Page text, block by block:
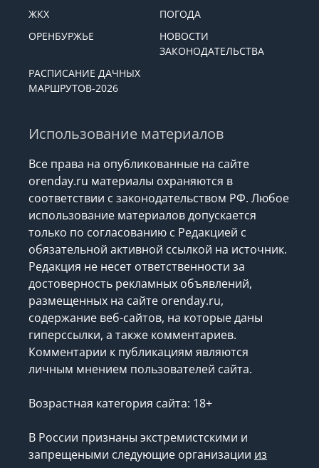
ЖКХ
ПОГОДА
ОРЕНБУРЖЬЕ
НОВОСТИ
ЗАКОНОДАТЕЛЬСТВА
РАСПИСАНИЕ ДАЧНЫХ
МАРШРУТОВ-2026
Использование материалов
Все права на опубликованные на сайте
orenday.ru материалы охраняются в
соответствии с законодательством РФ. Любое
использование материалов допускается
только по согласованию с Редакцией с
обязательной активной ссылкой на источник.
Редакция не несет ответственности за
достоверность рекламных объявлений,
размещенных на сайте orenday.ru,
содержание веб-сайтов, на которые даны
гиперссылки, а также комментариев.
Комментарии к публикациям являются
личным мнением пользователей сайта.
Возрастная категория сайта: 18+
В России признаны экстремистскими и
запрещеными следующие организации из